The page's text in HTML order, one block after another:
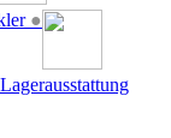
●
Lagerausstattung